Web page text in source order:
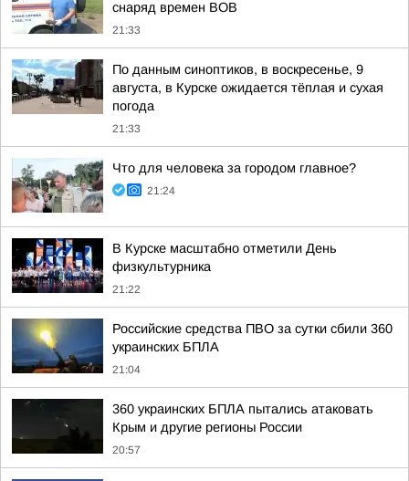
снаряд времен ВОВ
21:33
По данным синоптиков, в воскресенье, 9
августа, в Курске ожидается тёплая и сухая
погода
21:33
Что для человека за городом главное?
21:24
В Курске масштабно отметили День
физкультурника
21:22
Российские средства ПВО за сутки сбили 360
украинских БПЛА
21:04
360 украинских БПЛА пытались атаковать
Крым и другие регионы России
20:57